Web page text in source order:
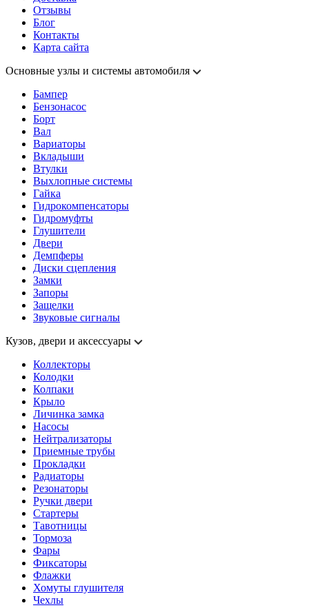
Отзывы
Блог
Контакты
Карта сайта
Основные узлы и системы автомобиля
Бампер
Бензонасос
Борт
Вал
Вариаторы
Вкладыши
Втулки
Выхлопные системы
Гайка
Гидрокомпенсаторы
Гидромуфты
Глушители
Двери
Демпферы
Диски сцепления
Замки
Запоры
Защелки
Звуковые сигналы
Кузов, двери и аксессуары
Коллекторы
Колодки
Колпаки
Крыло
Личинка замка
Насосы
Нейтрализаторы
Приемные трубы
Прокладки
Радиаторы
Резонаторы
Ручки двери
Стартеры
Тавотницы
Тормоза
Фары
Фиксаторы
Флажки
Хомуты глушителя
Чехлы